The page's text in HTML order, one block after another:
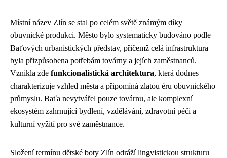
Místní název Zlín se stal po celém světě známým díky
obuvnické produkci. Město bylo systematicky budováno podle
Baťových urbanistických představ, přičemž celá infrastruktura
byla přizpůsobena potřebám továrny a jejích zaměstnanců.
Vznikla zde funkcionalistická architektura, která dodnes
charakterizuje vzhled města a připomíná zlatou éru obuvnického
průmyslu. Baťa nevytvářel pouze továrnu, ale komplexní
ekosystém zahrnující bydlení, vzdělávání, zdravotní péči a
kulturní vyžití pro své zaměstnance.
Složení termínu dětské boty Zlín odráží lingvistickou strukturu